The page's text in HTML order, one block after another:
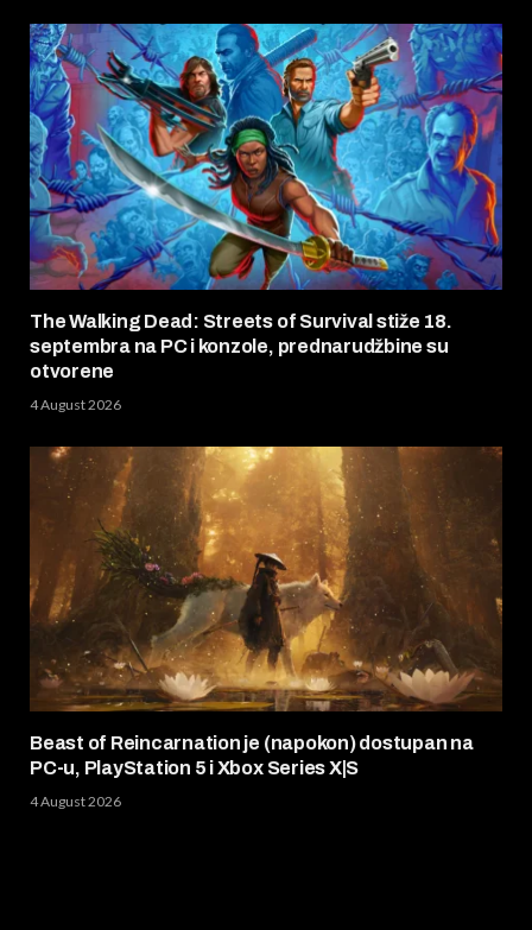
The Walking Dead: Streets of Survival stiže 18.
septembra na PC i konzole, prednarudžbine su
otvorene
4 August 2026
Beast of Reincarnation je (napokon) dostupan na
PC-u, PlayStation 5 i Xbox Series X|S
4 August 2026